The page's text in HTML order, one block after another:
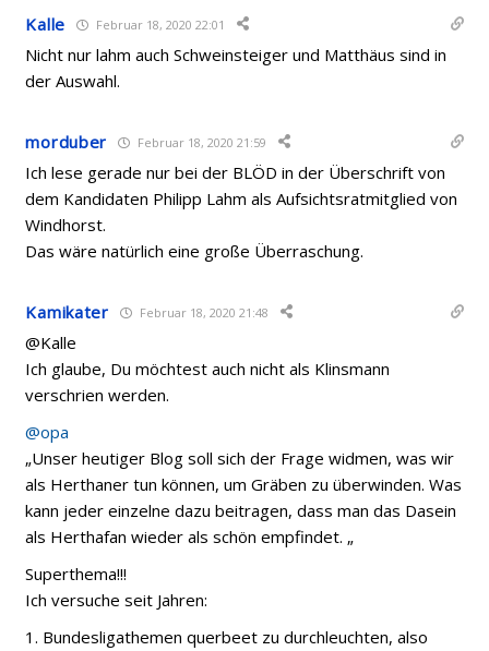
Kalle Februar 18, 2020 22:01
Nicht nur lahm auch Schweinsteiger und Matthäus sind in
der Auswahl.
morduber Februar 18, 2020 21:59
Ich lese gerade nur bei der BLÖD in der Überschrift von
dem Kandidaten Philipp Lahm als Aufsichtsratmitglied von
Windhorst.
Das wäre natürlich eine große Überraschung.
Kamikater Februar 18, 2020 21:48
@Kalle
Ich glaube, Du möchtest auch nicht als Klinsmann
verschrien werden.
@opa
„Unser heutiger Blog soll sich der Frage widmen, was wir
als Herthaner tun können, um Gräben zu überwinden. Was
kann jeder einzelne dazu beitragen, dass man das Dasein
als Herthafan wieder als schön empfindet. „
Superthema!!!
Ich versuche seit Jahren:
1. Bundesligathemen querbeet zu durchleuchten, also